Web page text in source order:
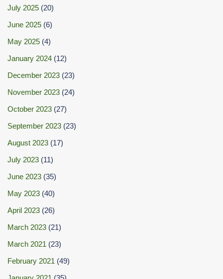
July 2025 (20)
June 2025 (6)
May 2025 (4)
January 2024 (12)
December 2023 (23)
November 2023 (24)
October 2023 (27)
September 2023 (23)
August 2023 (17)
July 2023 (11)
June 2023 (35)
May 2023 (40)
April 2023 (26)
March 2023 (21)
March 2021 (23)
February 2021 (49)